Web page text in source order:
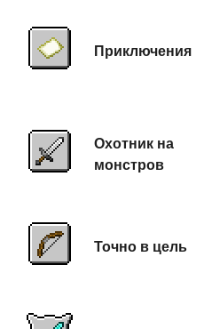
Приключения
Охотник на
монстров
Точно в цель